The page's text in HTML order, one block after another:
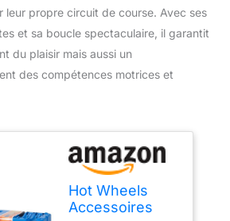
leur propre circuit de course. Avec ses
et sa boucle spectaculaire, il garantit
du plaisir mais aussi un
des compétences motrices et
Hot Wheels
Accessoires